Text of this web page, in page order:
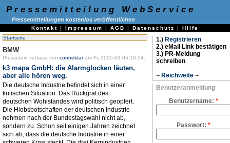
Pressemitteilung WebService
Pressemitteilungen kostenlos veröffentlichen
Kontakt | Impressum | AGB | Datenschutz | Hilfe
Startseite
BMW
Pressetext verfasst von connektaram Fr, 2025-09-05 10:54.
k3 mapa GmbH: die Alarmglocken läuten,
aber alle hören weg.
Die deutsche Industrie befindet sich in einer
kritischen Situation. Das Rückgrat des
deutschen Wohlstandes wird politisch geopfert.
Die Hiobsbotschaften der deutschen Industrie
nehmen nach der Bundestagswahl nicht ab,
sondern zu. Schon seit einigen Jahren zeichnet
sich ab, dass die deutsche Industrie in einer
1.) Registrieren
2.) eMail Link bestätigen
3.) PR-Meldung
schreiben
~ Reichweite ~
Benutzeranmeldung
Benutzername: *
Passwort: *